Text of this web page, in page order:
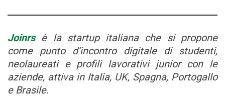
Joinrsè la startup italiana che si propone
come punto d’incontro digitale di studenti,
neolaureati e profili lavorativi junior con le
aziende, attiva in Italia, UK, Spagna, Portogallo
e Brasile.